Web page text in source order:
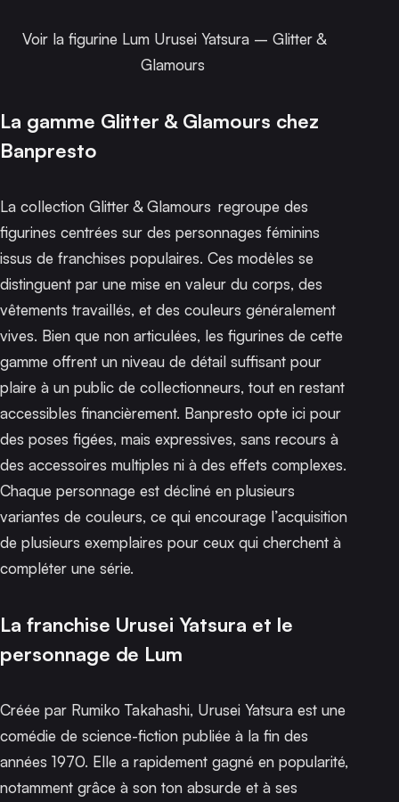
Voir la figurine Lum Urusei Yatsura – Glitter &
Glamours
La gamme Glitter & Glamours chez
Banpresto
La collection Glitter & Glamours regroupe des
figurines centrées sur des personnages féminins
issus de franchises populaires. Ces modèles se
distinguent par une mise en valeur du corps, des
vêtements travaillés, et des couleurs généralement
vives. Bien que non articulées, les figurines de cette
gamme offrent un niveau de détail suffisant pour
plaire à un public de collectionneurs, tout en restant
accessibles financièrement. Banpresto opte ici pour
des poses figées, mais expressives, sans recours à
des accessoires multiples ni à des effets complexes.
Chaque personnage est décliné en plusieurs
variantes de couleurs, ce qui encourage l’acquisition
de plusieurs exemplaires pour ceux qui cherchent à
compléter une série.
La franchise Urusei Yatsura et le
personnage de Lum
Créée par Rumiko Takahashi, Urusei Yatsura est une
comédie de science-fiction publiée à la fin des
années 1970. Elle a rapidement gagné en popularité,
notamment grâce à son ton absurde et à ses